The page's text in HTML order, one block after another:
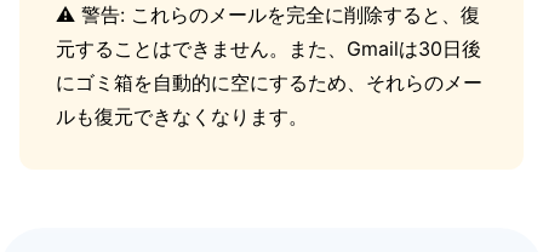
⚠️ 警告: これらのメールを完全に削除すると、復
元することはできません。また、Gmailは30日後
にゴミ箱を自動的に空にするため、それらのメー
ルも復元できなくなります。